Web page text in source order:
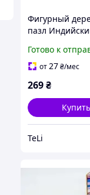
Фигурный
пазл
головоломка из
коробка подарок
Готово к
от 27₴/мес
269₴
Купить
TeLi